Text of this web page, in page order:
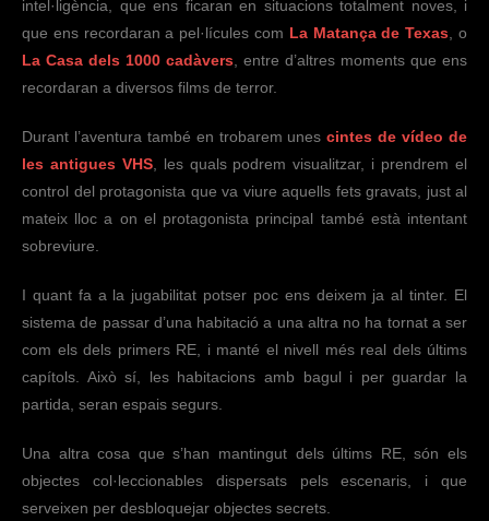
intel·ligència, que ens ficaran en situacions totalment noves, i
que ens recordaran a pel·lícules com La Matança de Texas, o
La Casa dels 1000 cadàvers, entre d’altres moments que ens
recordaran a diversos films de terror.
Durant l’aventura també en trobarem unescintes de vídeo de
les antigues VHS, les quals podrem visualitzar, i prendrem el
control del protagonista que va viure aquells fets gravats, just al
mateix lloc a on el protagonista principal també està intentant
sobreviure.
I quant fa a la jugabilitat potser poc ens deixem ja al tinter. El
sistema de passar d’una habitació a una altra no ha tornat a ser
com els dels primers RE, i manté el nivell més real dels últims
capítols. Això sí, les habitacions amb bagul i per guardar la
partida, seran espais segurs.
Una altra cosa que s’han mantingut dels últims RE, són els
objectes col·leccionables dispersats pels escenaris, i que
serveixen per desbloquejar objectes secrets.